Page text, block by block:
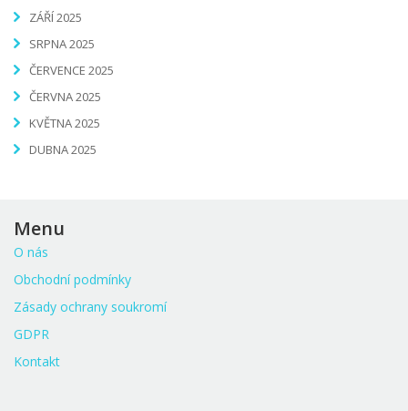
ZÁŘÍ 2025
SRPNA 2025
ČERVENCE 2025
ČERVNA 2025
KVĚTNA 2025
DUBNA 2025
Menu
O nás
Obchodní podmínky
Zásady ochrany soukromí
GDPR
Kontakt